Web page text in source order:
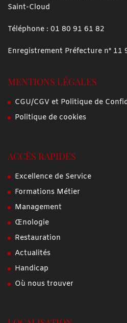
Saint-Cloud
Téléphone : 01 80 91 61 82
Enregistrement Préfecture n° 11
MENTIONS LÉGALES
CGU/CGV et Politique de
Politique de cookies
ACCÈS RAPIDES
Excellence de Service
Formations Métier
Management
Œnologie
Restauration
Actualités
Handicap
Où nous trouver